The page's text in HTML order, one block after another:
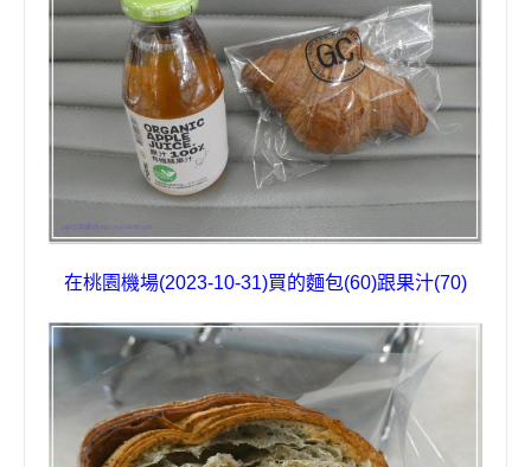
在桃園機場(2023-10-31)買的麵包(60)跟果汁(70)